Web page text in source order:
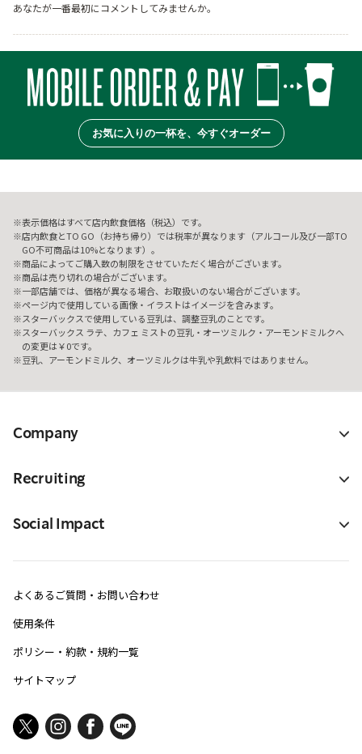
あなたが一番最初にコメントしてみませんか。
お気に入りの一杯を、今すぐオーダー
表示価格はすべて店内飲食価格（税込）です。
店内飲食とTO GO（お持ち帰り）では税率が異なります（アルコール及び一部TO
GO不可商品は10%となります）。
商品によってご購入数の制限をさせていただく場合がございます。
商品は売り切れの場合がございます。
一部店舗では、価格が異なる場合、お取扱いのない場合がございます。
ページ内で使用している画像・イラストはイメージを含みます。
スターバックスで使用している豆乳は、調整豆乳のことです。
スターバックス ラテ、カフェ ミストの豆乳・オーツミルク・アーモンドミルクへ
の変更は￥0です。
豆乳、アーモンドミルク、オーツミルクは牛乳や乳飲料ではありません。
Company
Recruiting
Social Impact
よくあるご質問・お問い合わせ
使用条件
ポリシー・約款・規約一覧
サイトマップ